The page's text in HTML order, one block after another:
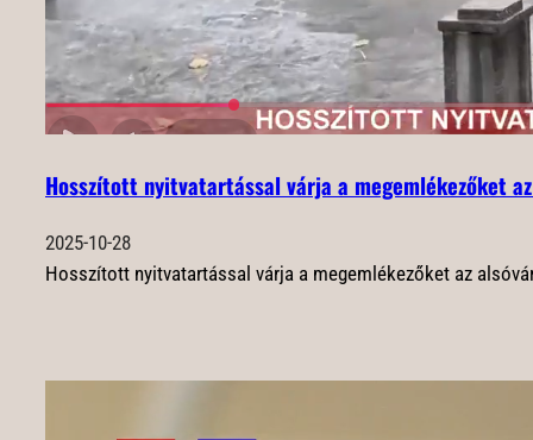
Hosszított nyitvatartással várja a megemlékezőket
2025-10-28
Hosszított nyitvatartással várja a megemlékezőket az